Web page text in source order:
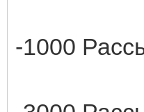
-1000